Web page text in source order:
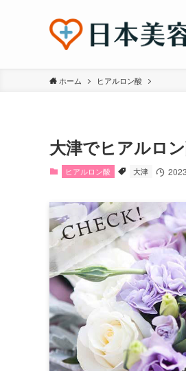
ホーム ヒアルロン酸
大津でヒアルロ
ヒアルロン酸 大津